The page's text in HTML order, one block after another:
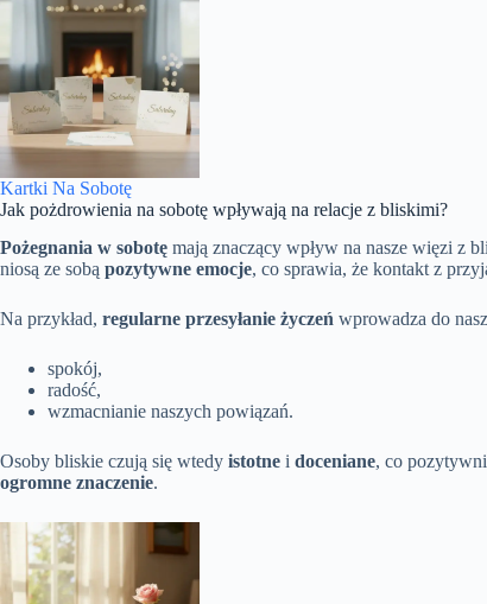
Kartki Na Sobotę
Jak pożdrowienia na sobotę wpływają na relacje z bliskimi?
Pożegnania w sobotę mają znaczący wpływ na nasze więzi z
niosą ze sobą pozytywne emocje, co sprawia, że kontakt z
Na przykład, regularne przesyłanie życzeń wprowadza do
spokój,
radość,
wzmacnianie naszych powiązań.
Osoby bliskie czują się wtedy istotne i doceniane, co
ogromne znaczenie.